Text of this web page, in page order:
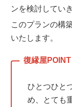
ンを検討してい
このプランの構
いたします。
ひとつひと
め、とても